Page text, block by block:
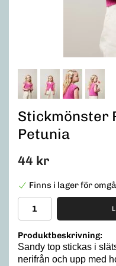
Stickmönster
Petunia
44 kr
Finns i lager för
Produktbeskrivning:
Sandy top stickas i
nerifrån och upp med